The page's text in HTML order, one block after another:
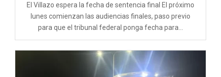
El Villazo espera la fecha de sentencia final El próximo
lunes comienzan las audiencias finales, paso previo
para que el tribunal federal ponga fecha para...